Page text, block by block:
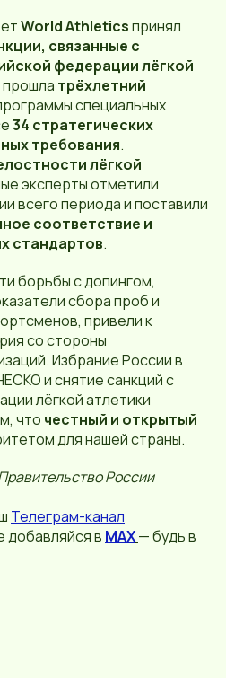
World Athleticsпринял
связанные с
федерации лёгкой
трёхлетний
специальных
34 стратегических
требования.
лёгкой
эксперты отметили
всего периода и поставили
соответствие и
стандартов.
борьбы с допингом,
сбора проб и
привели к
со стороны
Избрание России в
и снятие санкций с
лёгкой атлетики
что честный и открытый
для нашей страны.
России
Телеграм-канал
добавляйся в MAX— будь в